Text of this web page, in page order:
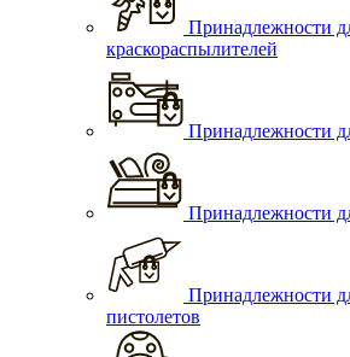
Принадлежности
краскораспылителей
Принадлежности
Принадлежности
Принадлежности
пистолетов